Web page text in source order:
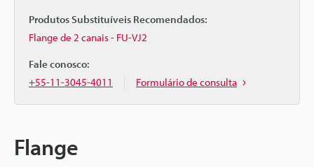
Produtos Substituíveis Recomendados:
Flange de 2 canais - FU-VJ2
Fale conosco:
+55-11-3045-4011
Formulário de consulta
Flange